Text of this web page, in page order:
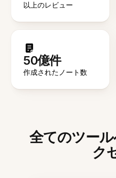
以上のレビュー
50億件
作成されたノート数
全てのツー
ク